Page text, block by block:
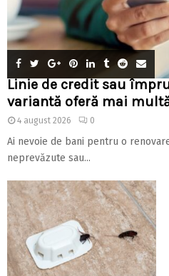
Linie de credit sau
variantă oferă mai
4 august 2026 0
Ai nevoie de bani pentru o
neprevăzute sau...